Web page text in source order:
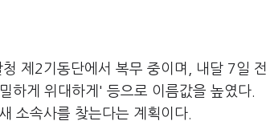
제2기동단에서 복무 중이며, 내달 7일 전
게 위대하게' 등으로 이름값을 높였다.
소속사를 찾는다는 계획이다.